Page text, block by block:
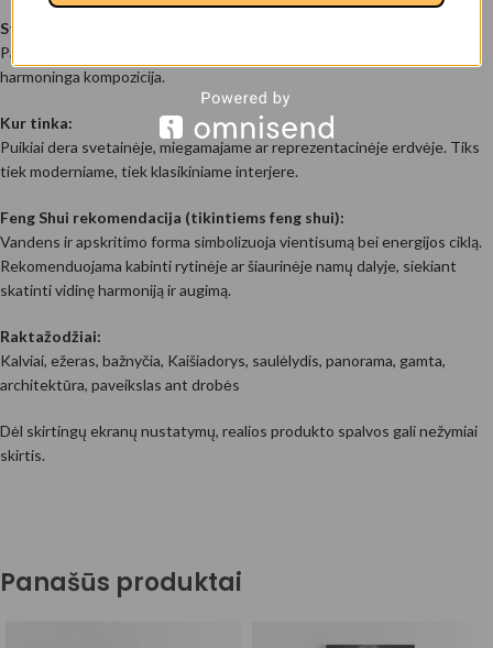
Stilius:
Panoraminė kraštovaizdžio fotografija iš oro, natūrali šilta šviesa,
harmoninga kompozicija.
Kur tinka:
Puikiai dera svetainėje, miegamajame ar reprezentacinėje erdvėje. Tiks
tiek moderniame, tiek klasikiniame interjere.
Feng Shui rekomendacija (tikintiems feng shui):
Vandens ir apskritimo forma simbolizuoja vientisumą bei energijos ciklą.
Rekomenduojama kabinti rytinėje ar šiaurinėje namų dalyje, siekiant
skatinti vidinę harmoniją ir augimą.
Raktažodžiai:
Kalviai, ežeras, bažnyčia, Kaišiadorys, saulėlydis, panorama, gamta,
architektūra, paveikslas ant drobės
Dėl skirtingų ekranų nustatymų, realios produkto spalvos gali nežymiai
skirtis.
Panašūs produktai